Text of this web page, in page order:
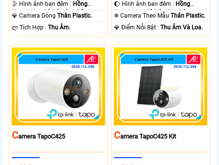
🌛 Hình ảnh ban đêm : Hồng
Ngoại 10m Có Màu Ban Ðêm.
💎 Camera DòngThân Plastic.
️ლ Tích Hợp :Thu Âm.
🌔 Hình ảnh ban đêm : Hồng
Ngoại 10m Có Màu Ban Ðêm.
❄ Camera Theo MẫuThân Plastic.
️💎 Điểm Nỗi Bật :Thu Âm Và Loa.
CAmera TapoC425 CAmera TapoC425 Kit